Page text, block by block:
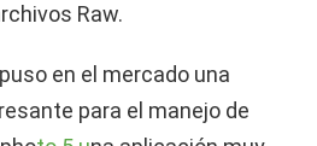
Raw.
en el mercado una
para el manejo de